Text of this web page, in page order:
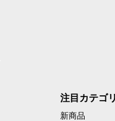
注目カテゴ
新商品